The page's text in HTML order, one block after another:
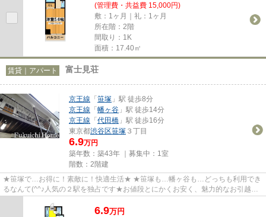
(管理費・共益費 15,000円)
敷：1ヶ月｜礼：1ヶ月
所在階：2階
間取り：1K
面積：17.40㎡
賃貸｜アパート 富士見荘
京王線 「笹塚 」駅 徒歩8分
京王線 「幡ヶ谷 」駅 徒歩14分
京王線 「代田橋 」駅 徒歩16分
東京都渋谷区笹塚 ３丁目
6.9万円
築年数：築43年 ｜募集中： 1室
階数：2階建
★笹塚で…お得に！素敵に！快適生活★ ★笹塚も…幡ヶ谷も…どっちも利用でき
るなんて(^^♪人気の２駅を独占です★お値段とにかくお安く、魅力的なお引越し
の夢を叶える！そんなお勧めの一部...
6.9万円